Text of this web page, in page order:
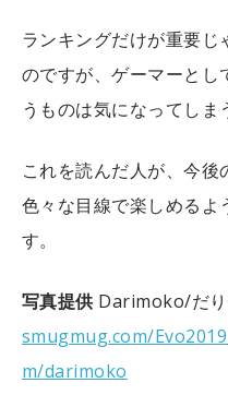
ランキングだけが重要
のですが、ゲーマーとし
うものは気になってしま
これを読んだ人が、今後
色々な目線で楽しめる
す。
写真提供 Darimoko/だり
smugmug.com/Evo2019
m/darimoko